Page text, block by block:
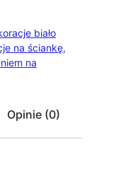
biało
na ściankę
na
Opinie (0)